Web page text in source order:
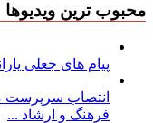
محبوب ترین ویدیوها
پیام های جعلی
انتصاب سرپرست
فرهنگ و ارشاد ...